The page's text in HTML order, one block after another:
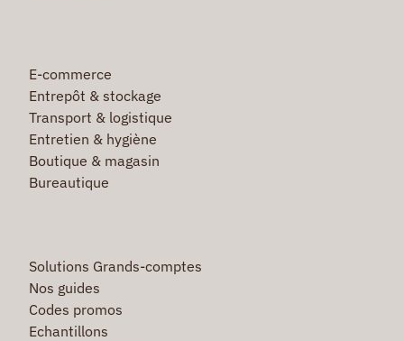
E-commerce
Entrepôt & stockage
Transport & logistique
Entretien & hygiène
Boutique & magasin
Bureautique
Solutions Grands-comptes
Nos guides
Codes promos
Echantillons